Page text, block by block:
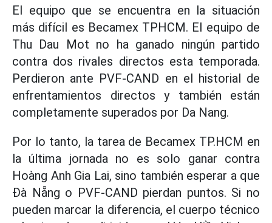
El equipo que se encuentra en la situación
más difícil es Becamex TPHCM. El equipo de
Thu Dau Mot no ha ganado ningún partido
contra dos rivales directos esta temporada.
Perdieron ante PVF-CAND en el historial de
enfrentamientos directos y también están
completamente superados por Da Nang.
Por lo tanto, la tarea de Becamex TP.HCM en
la última jornada no es solo ganar contra
Hoàng Anh Gia Lai, sino también esperar a que
Đà Nẵng o PVF-CAND pierdan puntos. Si no
pueden marcar la diferencia, el cuerpo técnico